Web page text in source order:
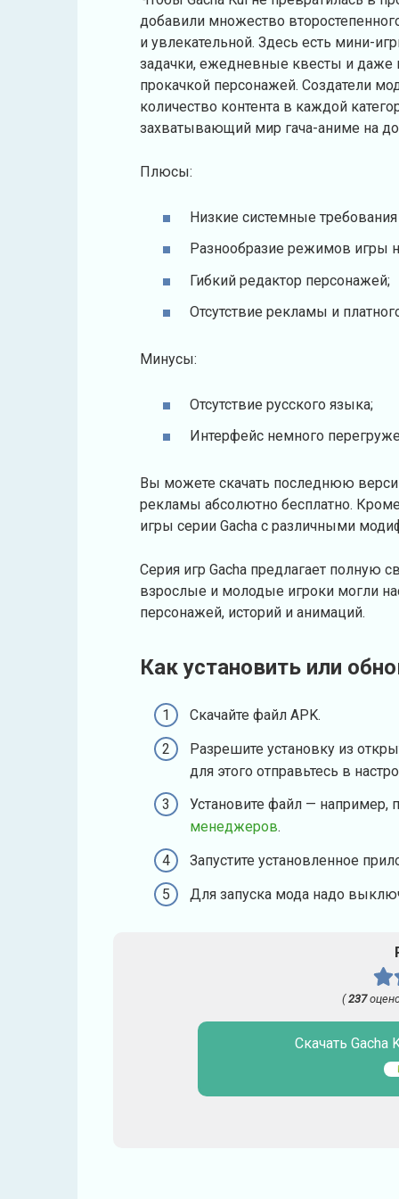
добавили множество
и увлекательной. Здесь есть мини-
задачки, ежедневные квесты и даже
прокачкой персонажей. Создатели
количество контента в каждой
захватывающий мир гача-аниме на
Плюсы:
Низкие системные
Разнообразие режимов игры
Гибкий редактор персонажей;
Отсутствие рекламы и
Минусы:
Отсутствие русского языка;
Интерфейс немного
Вы можете скачать последнюю
рекламы абсолютно бесплатно.
игры серии Gacha с различными
Серия игр Gacha предлагает полную
взрослые и молодые игроки могли
персонажей, историй и анимаций.
Как установить или
Скачайте файл APK.
Разрешите установку из
для этого отправьтесь в
Установите файл — например,
менеджеров.
Запустите установленное
Для запуска мода надо
(237
Скачать Gacha